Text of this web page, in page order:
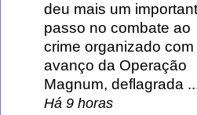
deu mais um
passo no combate ao
crime organizado com
avanço da Operação
Magnum, deflagrada
Há 9 horas